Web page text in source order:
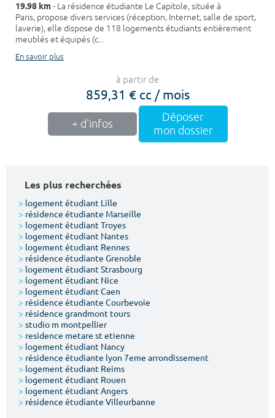
19.98 km- La résidence étudiante Le Capitole, située à
Paris, propose divers services (réception, Internet, salle de sport,
laverie), elle dispose de 118 logements étudiants entièrement
meublés et équipés (c...
En savoir plus
à partir de
859,31 € cc / mois
+ d'infos
Déposer
mon dossier
Les plus recherchées
> logement étudiant Lille
> résidence étudiante Marseille
> logement étudiant Troyes
> logement étudiant Nantes
> logement étudiant Rennes
> résidence étudiante Grenoble
> logement étudiant Strasbourg
> logement étudiant Nice
> logement étudiant Caen
> résidence étudiante Courbevoie
> résidence grandmont tours
> studio m montpellier
> residence metare st etienne
> logement étudiant Nancy
> résidence étudiante lyon 7eme arrondissement
> logement étudiant Reims
> logement étudiant Rouen
> logement étudiant Angers
> résidence étudiante Villeurbanne